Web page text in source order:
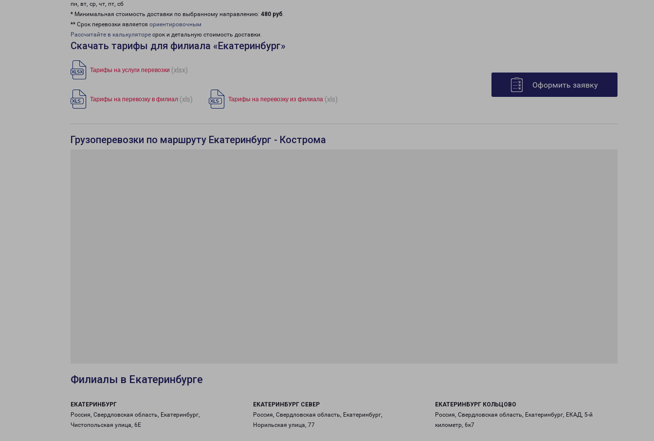
пн, вт, ср, чт, пт, сб
* Минимальная стоимость доставки по выбранному направлению: 480 руб.
** Срок перевозки является ориентировочным
Рассчитайте в калькуляторе срок и детальную стоимость доставки.
Скачать тарифы для филиала «Екатеринбург»
Тарифы на услуги перевозки (xlsx)
Тарифы на перевозку в филиал (xls) Тарифы на перевозку из филиала (xls)
Оформить заявку
Грузоперевозки по маршруту Екатеринбург - Кострома
Филиалы в Екатеринбурге
ЕКАТЕРИНБУРГ
Россия, Свердловская область, Екатеринбург,
Чистопольская улица, 6Е
ЕКАТЕРИНБУРГ СЕВЕР
Россия, Свердловская область, Екатеринбург,
Норильская улица, 77
ЕКАТЕРИНБУРГ КОЛЬЦОВО
Россия, Свердловская область, Екатеринбург, ЕКАД, 5-й
километр, 6к7